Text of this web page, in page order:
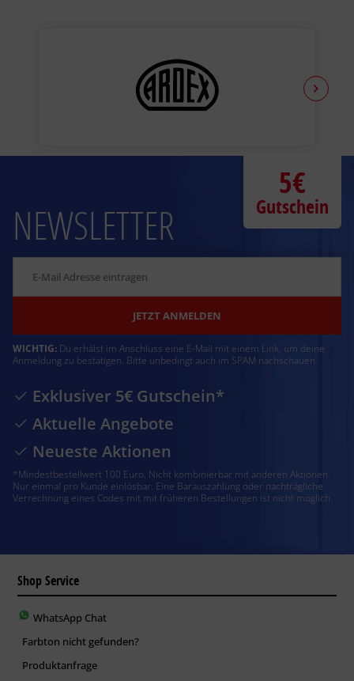
NEWSLETTER
JETZT ANMELDEN
WICHTIG: Du erhälst im Anschluss eine E-Mail mit einem Link, um deine
Anmeldung zu bestätigen. Bitte unbedingt auch im SPAM nachschauen
Exklusiver 5€ Gutschein*
Aktuelle Angebote
Neueste Aktionen
*Mindestbestellwert 100 Euro. Nicht kombinierbar mit anderen Aktionen.
Nur einmal pro Kunde einlösbar. Eine Barauszahlung oder nachträgliche
Verrechnung eines Codes mit mit früheren Bestellungen ist nicht möglich.
5€
Gutschein
Shop Service
WhatsApp Chat
Farbton nicht gefunden?
Produktanfrage